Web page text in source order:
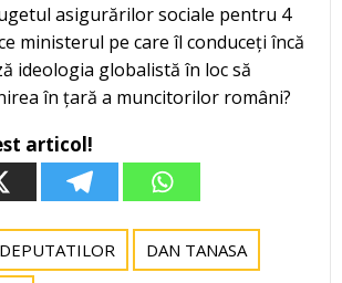
asigurărilor sociale pentru 4
ministerul pe care îl conduceți încă
ideologia globalistă în loc să
în țară a muncitorilor români?
articol!
DAN TANASA